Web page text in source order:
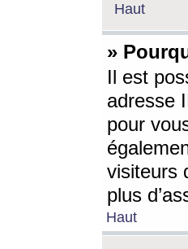
Haut
»
Il est
adresse
pour
visiteurs
plus
Haut